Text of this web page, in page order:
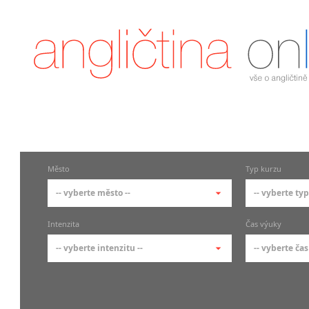
Město
-- vyberte město --
-- vyberte město --
pražské městské části
Typ kurzu
-- vyberte
-- vyberte
Intenzita
-- vyberte intenzitu --
Čas výuky
-- vyberte